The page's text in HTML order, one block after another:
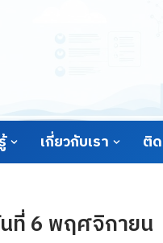
เกี่ยวกับเรา ติ
ที่ 6 พฤศจิกายน